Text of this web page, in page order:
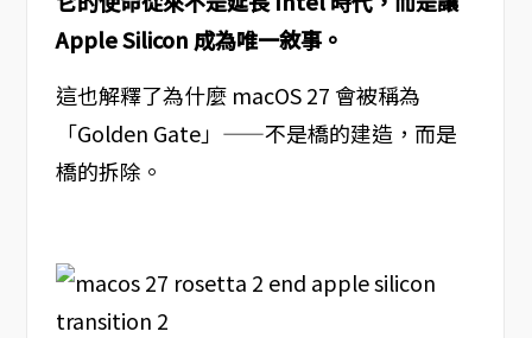
Apple Silicon 成為唯一敘事。
這也解釋了為什麼 macOS 27 會被稱為
「Golden Gate」——不是橋的建造，而是
橋的拆除。